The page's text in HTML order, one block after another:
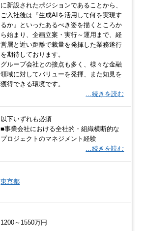
に新設されたポジションであることから、
ご入社後は『生成AIを活用して何を実現す
るか』といったあるべき姿を描くところか
ら始まり、企画立案・実行～運用まで、経
営層と近い距離で裁量を発揮した業務遂行
を期待しております。
グループ会社との接点も多く、様々な金融
領域に対してバリューを発揮、また知見を
獲得できる環境です。
…続きを読む
以下いずれも必須
■事業会社における全社的・組織横断的な
プロジェクトのマネジメント経験
…続きを読む
東京都
1200～1550万円